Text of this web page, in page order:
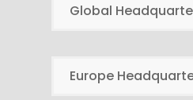
Global
Europe